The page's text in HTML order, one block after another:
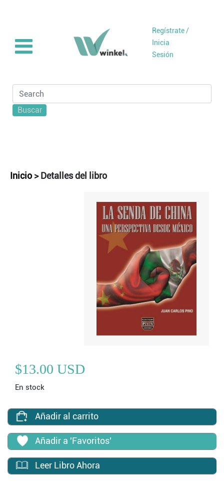
Regístrate /
Inicia
Sesión
Buscar
Inicio >Detalles del libro
$13.00 USD
En stock
Añadir al carrito
Añadir a 'Favoritos'
Leer Libro Ahora